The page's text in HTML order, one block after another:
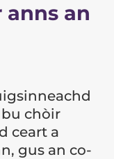
an
chòir
ceart a
gus an co-